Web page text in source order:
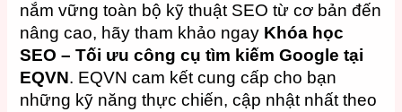
nắm vững toàn bộ kỹ thuật SEO từ cơ bản đến
nâng cao, hãy tham khảo ngay Khóa học
SEO – Tối ưu công cụ tìm kiếm Google tại
EQVN. EQVN cam kết cung cấp cho bạn
những kỹ năng thực chiến, cập nhật nhất theo